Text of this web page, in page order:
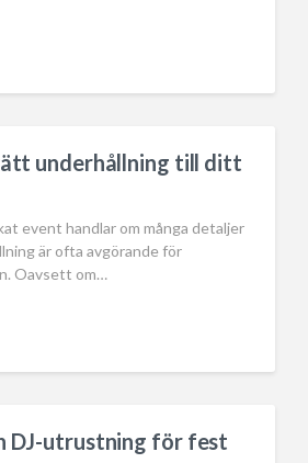
underhållning till ditt
event handlar om många detaljer
är ofta avgörande för
Oavsett om…
DJ-utrustning för fest